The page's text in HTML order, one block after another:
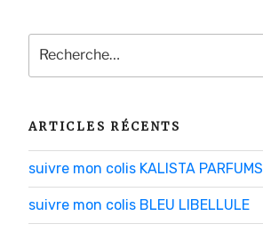
Recherche
pour
:
ARTICLES RÉCENTS
suivre mon colis KALISTA PARFUMS
suivre mon colis BLEU LIBELLULE